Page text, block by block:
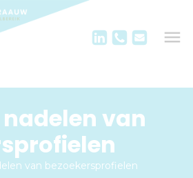
van
van bezoekersprofielen